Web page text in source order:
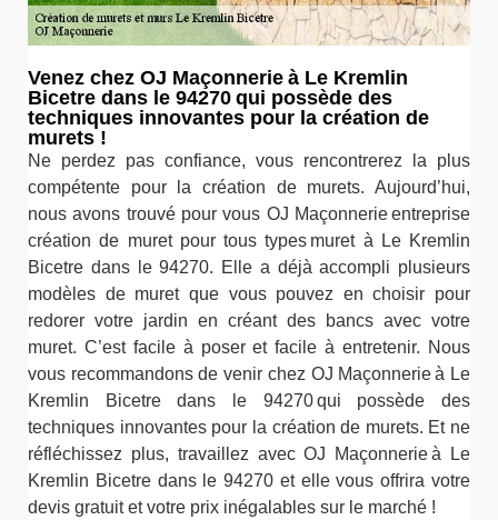
Venez chez OJ Maçonnerie à Le Kremlin
Bicetre dans le 94270 qui possède des
techniques innovantes pour la création de
murets !
Ne perdez pas confiance, vous rencontrerez la plus
compétente pour la création de murets. Aujourd’hui,
nous avons trouvé pour vous OJ Maçonnerie entreprise
création de muret pour tous types muret à Le Kremlin
Bicetre dans le 94270. Elle a déjà accompli plusieurs
modèles de muret que vous pouvez en choisir pour
redorer votre jardin en créant des bancs avec votre
muret. C’est facile à poser et facile à entretenir. Nous
vous recommandons de venir chez OJ Maçonnerie à Le
Kremlin Bicetre dans le 94270 qui possède des
techniques innovantes pour la création de murets. Et ne
réfléchissez plus, travaillez avec OJ Maçonnerie à Le
Kremlin Bicetre dans le 94270 et elle vous offrira votre
devis gratuit et votre prix inégalables sur le marché !